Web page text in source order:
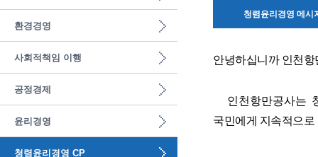
환경경영
사회적책임 이행
공정경제
윤리경영
청렴윤리경영 CP
청렴윤리경영 메시
안녕하십니까 인천
인천항만공사는
국민에게 지속적으